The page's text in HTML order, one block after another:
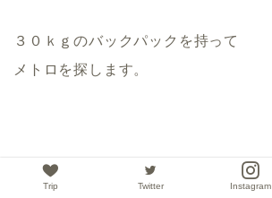
３０ｋｇのバックパックを持って
メトロを探します。
Trip Twitter Instagram